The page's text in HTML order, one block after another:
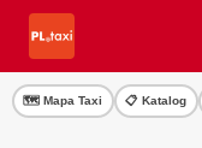
Przejdź
nawigacji
Przejdź
treści
🗺️ Mapa Taxi 📋 Katalog